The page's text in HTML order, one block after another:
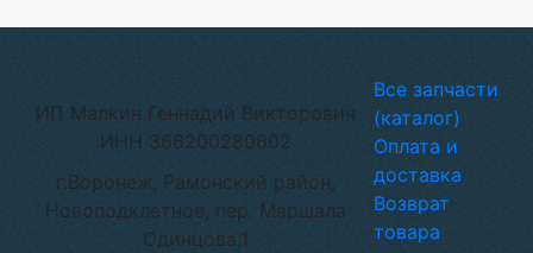
ИП Малкин Геннадий Викторович
ИНН 366200280602
г.Воронеж, Рамонский район,
Новоподклетное, пер. Маршала
Одинцова,1
Все запчасти
(каталог)
Оплата и
доставка
Возврат
товара